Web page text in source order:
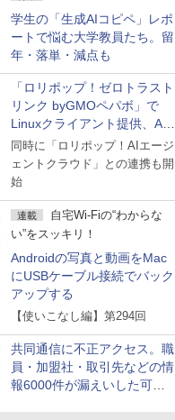
学生の「生成AIコピペ」レポ
ートで悩む大学教員たち。留
年・落単・減点も
「ロリポップ！ゼロトラスト
リンク byGMOペパボ」で
Linuxクライアント提供、AI
エージェントの接続が容易に
同時に「ロリポップ！AIエージ
ェントクラウド」との連携も開
始
連載
自宅Wi-Fiの“わからな
い”をスッキリ！
Androidの写真と動画をMac
にUSBケーブル接続でバック
アップする
【使いこなし編】第294回
共同通信に不正アクセス。職
員・加盟社・取引先などの情
報6000件が漏えいした可能